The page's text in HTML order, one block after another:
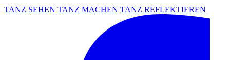
TANZ SEHEN TANZ MACHEN TANZ REFLEKTIEREN